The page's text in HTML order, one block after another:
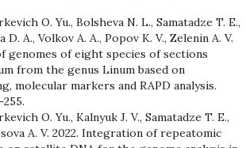
O. Yu., Bolsheva N. L., Samatadze T. E.,
D. A., Volkov A. A., Popov K. V., Zelenin A. V.
genomes of eight species of sections
from the genus Linum based on
molecular markers and RAPD analysis.
O. Yu., Kalnyuk J. V., Samatadze T. E.,
A. V. 2022. Integration of repeatomic